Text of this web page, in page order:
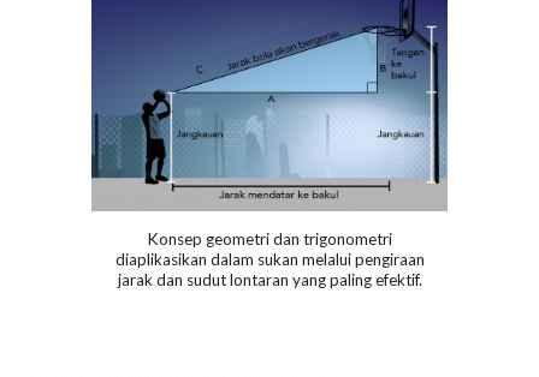
Konsep geometri dan trigonometri
diaplikasikan dalam sukan melalui pengiraan
jarak dan sudut lontaran yang paling efektif.